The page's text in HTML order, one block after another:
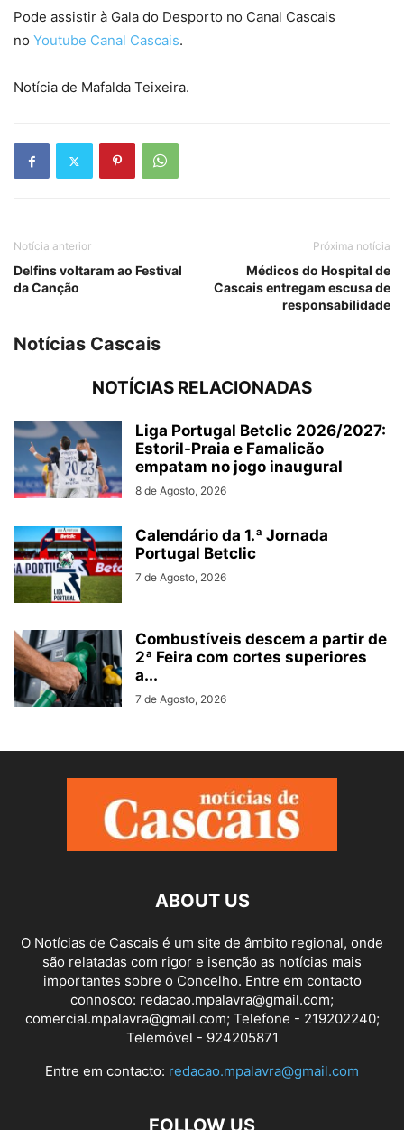
Pode assistir à Gala do Desporto no Canal Cascais
no Youtube Canal Cascais.
Notícia de Mafalda Teixeira.
Notícia anterior
Delfins voltaram ao Festival
da Canção
Próxima notícia
Médicos do Hospital de
Cascais entregam escusa de
responsabilidade
Notícias Cascais
NOTÍCIAS RELACIONADAS
Liga Portugal Betclic 2026/2027:
Estoril-Praia e Famalicão
empatam no jogo inaugural
8 de Agosto, 2026
Calendário da 1.ª Jornada
Portugal Betclic
7 de Agosto, 2026
Combustíveis descem a partir de
2ª Feira com cortes superiores
a...
7 de Agosto, 2026
ABOUT US
O Notícias de Cascais é um site de âmbito regional, onde
são relatadas com rigor e isenção as notícias mais
importantes sobre o Concelho. Entre em contacto
connosco: redacao.mpalavra@gmail.com;
comercial.mpalavra@gmail.com; Telefone - 219202240;
Telemóvel - 924205871
Entre em contacto: redacao.mpalavra@gmail.com
FOLLOW US